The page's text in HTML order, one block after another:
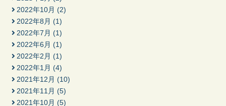
2022年10月 (2)
2022年8月 (1)
2022年7月 (1)
2022年6月 (1)
2022年2月 (1)
2022年1月 (4)
2021年12月 (10)
2021年11月 (5)
2021年10月 (5)